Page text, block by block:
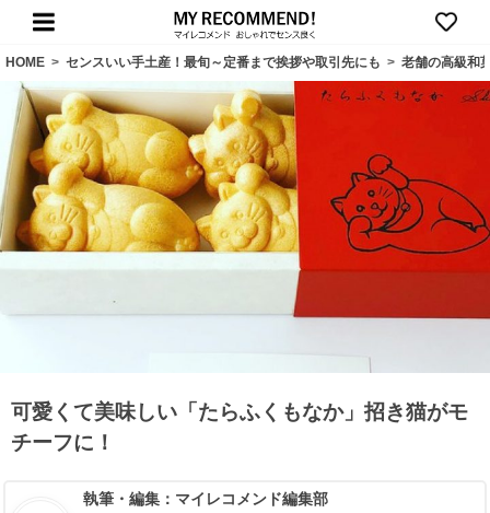
HOME > センスいい手土産！最旬～定番まで挨拶や取引先にも > 老舗の高級和
可愛くて美味しい「たらふくもなか」招き猫がモ
チーフに！
執筆・編集： マイレコメンド編集部